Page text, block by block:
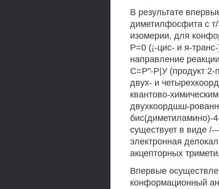
В результате
диметилфосфита с
изомерии, для
Р=0 (¡-цис- и я-
направление
С=Р"-Р|У (продукт
двух- и
квантово-
двухкоордшш-
бис(диметиламино)-
существует в виде
электронная
акцепторных
Впервые
конформационный